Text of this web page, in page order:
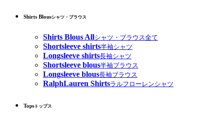
Shirts Blousシャツ・ブラウス
Shirts Blous Allシャツ・ブラウス全て
Shortsleeve shirts半袖シャツ
Longsleeve shirts長袖シャツ
Shortsleeve blous半袖ブラウス
Longsleeve blous長袖ブラウス
RalphLauren Shirtsラルフローレンシャツ
Tops トップス